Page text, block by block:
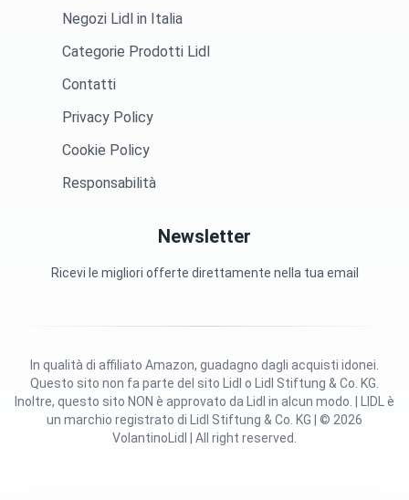
Negozi Lidl in Italia
Categorie Prodotti Lidl
Contatti
Privacy Policy
Cookie Policy
Responsabilità
Newsletter
Ricevi le migliori offerte direttamente nella tua email
Questo sito non fa parte del sito Lidl o Lidl Stiftung & Co. KG.
Inoltre, questo sito NON è approvato da Lidl in alcun modo. | LIDL è
un marchio registrato di Lidl Stiftung & Co. KG | © 2026
VolantinoLidl | All right reserved.
In qualità di affiliato Amazon, guadagno dagli acquisti idonei.